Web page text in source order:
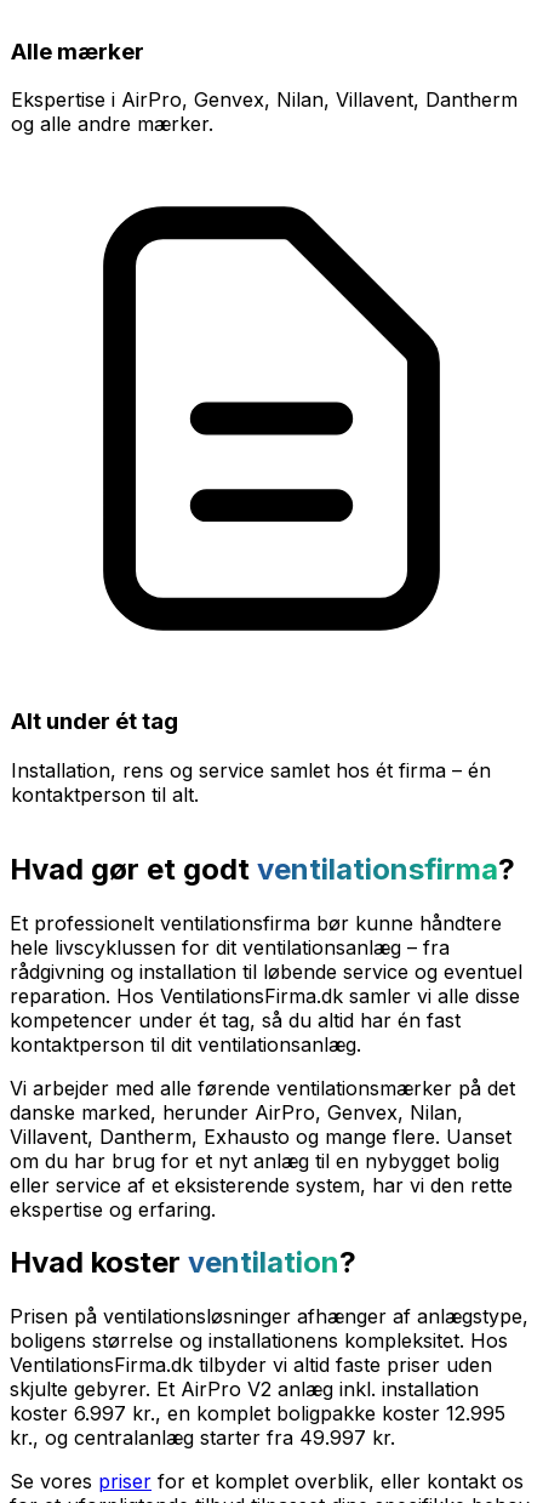
Alle mærker
Ekspertise i AirPro, Genvex, Nilan, Villavent, Dantherm
og alle andre mærker.
Alt under ét tag
Installation, rens og service samlet hos ét firma – én
kontaktperson til alt.
Hvad gør et godt ventilationsfirma?
Et professionelt ventilationsfirma bør kunne håndtere
hele livscyklussen for dit ventilationsanlæg – fra
rådgivning og installation til løbende service og eventuel
reparation. Hos VentilationsFirma.dk samler vi alle disse
kompetencer under ét tag, så du altid har én fast
kontaktperson til dit ventilationsanlæg.
Vi arbejder med alle førende ventilationsmærker på det
danske marked, herunder AirPro, Genvex, Nilan,
Villavent, Dantherm, Exhausto og mange flere. Uanset
om du har brug for et nyt anlæg til en nybygget bolig
eller service af et eksisterende system, har vi den rette
ekspertise og erfaring.
Hvad koster ventilation?
Prisen på ventilationsløsninger afhænger af anlægstype,
boligens størrelse og installationens kompleksitet. Hos
VentilationsFirma.dk tilbyder vi altid faste priser uden
skjulte gebyrer. Et AirPro V2 anlæg inkl. installation
koster 6.997 kr., en komplet boligpakke koster 12.995
kr., og centralanlæg starter fra 49.997 kr.
Se vores priser for et komplet overblik, eller kontakt os